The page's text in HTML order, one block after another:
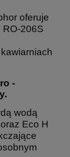
oferuje
RO-206S
-
wodą
Eco H